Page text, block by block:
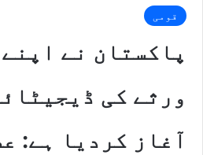
قومی
پاکستان نے
ورثے کی
آغاز کردیا ہے: